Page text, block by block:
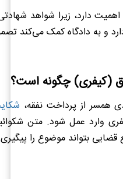
اهمیت دارد، زیرا شواهد
و به دادگاه کمک می‌کند
(کیفری) چگونه است؟
همسر از پرداخت نفقه،
وارد عمل شود. متن
بتواند موضوع را